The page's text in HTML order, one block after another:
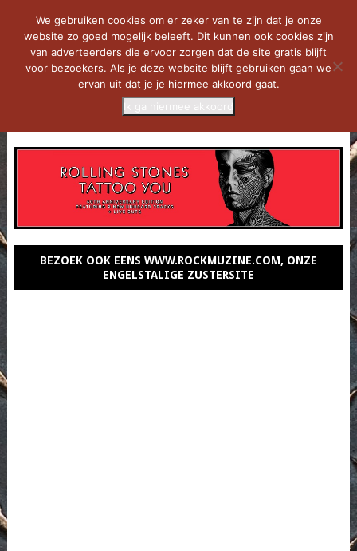
BEZOEK OOK EENS WWW.ROCKMUZINE.COM, ONZE
ENGELSTALIGE ZUSTERSITE
We gebruiken cookies om er zeker van te zijn dat je onze
website zo goed mogelijk beleeft. Dit kunnen ook cookies zijn
van adverteerders die ervoor zorgen dat de site gratis blijft
voor bezoekers. Als je deze website blijft gebruiken gaan we
ervan uit dat je je hiermee akkoord gaat.
Ik ga hiermee akkoord